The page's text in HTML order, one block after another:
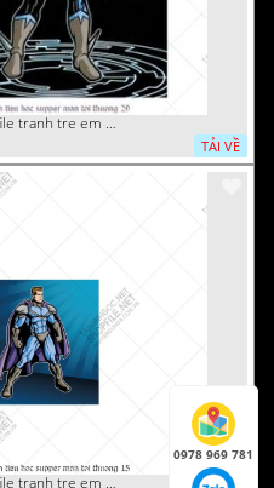
file tranh tre em mam non tieu hoc supper man toi thuong 29
TẢI VỀ
file tranh tre em mam non tieu hoc supper man toi thuong 15
0978 969 781